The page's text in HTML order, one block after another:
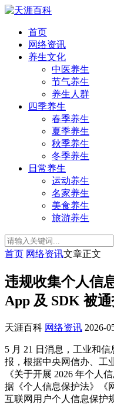
首页
网络资讯
养生文化
中医养生
节气养生
养生人群
四季养生
春季养生
夏季养生
秋季养生
冬季养生
日常养生
运动养生
名家养生
美食养生
旅游养生
首页 网络资讯文章正文
违规收集个人信
App 及 SDK 被
天涯百科 网络资讯 2026-
5 月 21 日消息，工业和
报，根据中央网信办、工
《关于开展 2026 年个人
据《个人信息保护法》《
互联网用户个人信息保护